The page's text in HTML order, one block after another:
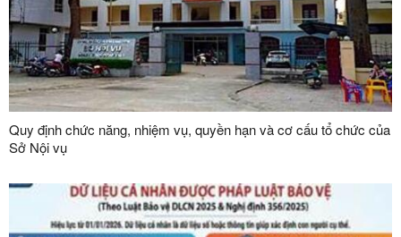
Quy định chức năng, nhiệm vụ, quyền hạn và cơ cấu tổ chức của
Sở Nội vụ